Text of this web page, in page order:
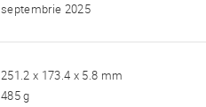
septembrie 2025
251.2 x 173.4 x 5.8 mm
485 g